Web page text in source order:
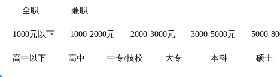
全职 兼职
1000元以下 1000-2000元 2000-3000元 3000-5000元 5000-
高中以下 高中 中专/技校 大专 本科 硕士